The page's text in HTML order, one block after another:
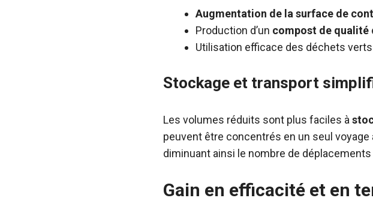
Augmentation de la surface de
Production d’un compost de qualité
Utilisation efficace des déchets verts
Stockage et transport
Les volumes réduits sont plus faciles à
peuvent être concentrés en un seul voyage
diminuant ainsi le nombre de
Gain en efficacité et en